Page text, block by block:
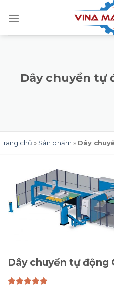
Dây chuyền tự
Trang chủ » Sản phẩm » Dây
Dây chuyền tự động